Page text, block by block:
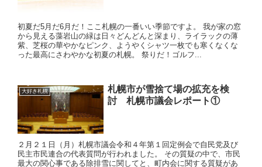
初夏だ5月だ6月だ！ここ札幌の一番いい季節ですよ。 我が家の窓
から見える藻岩山の緑は日々どんどんと深まり、ライラックの薄
紫、芝桜の華やかなピンク、ようやくシャツ一枚でも寒くなくな
った最高にさわやかな初夏の札幌。 祭りだ！ゴルフ...
大好き札幌
札幌市が雪捨て場の拡充を検
討 札幌市議会レポート①
２月２１日（月）札幌市議会令和４年第１回定例会で自民党及び
民主市民連合の代表質問が行われました。 その質疑の中で、市民
最大の関心事である除排雪に関してと、町内会に関する質疑があ